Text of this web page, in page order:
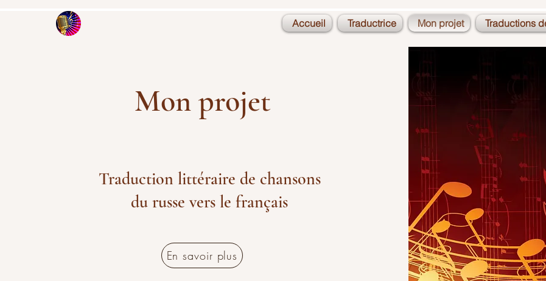
Accueil Traductrice Mon projet Traductions
Mon projet
Traduction littéraire de chansons
du russe vers le français
En savoir plus